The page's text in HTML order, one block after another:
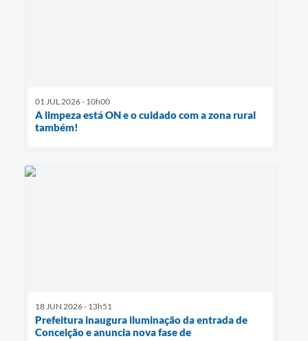
01 JUL 2026 - 10h00
A limpeza está ON e o cuidado com a zona rural
também!
18 JUN 2026 - 13h51
Prefeitura inaugura iluminação da entrada de
Conceição e anuncia nova fase de